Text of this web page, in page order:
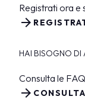
Registrati ora e
arrow_forward
HAI BISOGNO DI
Consulta le
arrow_forward